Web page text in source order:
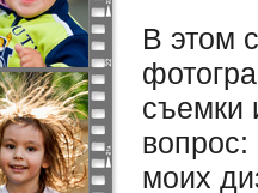
В этом
съемки
моих